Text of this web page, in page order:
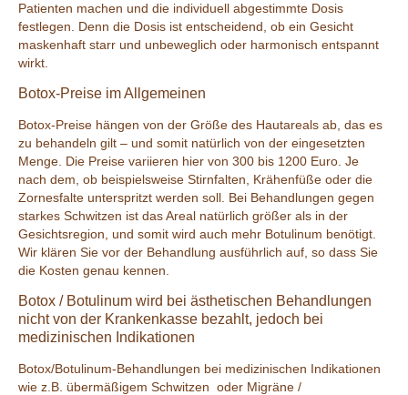
Patienten machen und die individuell abgestimmte Dosis
festlegen. Denn die Dosis ist entscheidend, ob ein Gesicht
maskenhaft starr und unbeweglich oder harmonisch entspannt
wirkt.
Botox-Preise im Allgemeinen
Botox-Preise hängen von der Größe des Hautareals ab, das es
zu behandeln gilt – und somit natürlich von der eingesetzten
Menge. Die Preise variieren hier von 300 bis 1200 Euro. Je
nach dem, ob beispielsweise Stirnfalten, Krähenfüße oder die
Zornesfalte unterspritzt werden soll. Bei Behandlungen gegen
starkes Schwitzen ist das Areal natürlich größer als in der
Gesichtsregion, und somit wird auch mehr Botulinum benötigt.
Wir klären Sie vor der Behandlung ausführlich auf, so dass Sie
die Kosten genau kennen.
Botox / Botulinum wird bei ästhetischen Behandlungen
nicht von der Krankenkasse bezahlt, jedoch bei
medizinischen Indikationen
Botox/Botulinum-Behandlungen bei medizinischen Indikationen
wie z.B. übermäßigem Schwitzen oder Migräne /